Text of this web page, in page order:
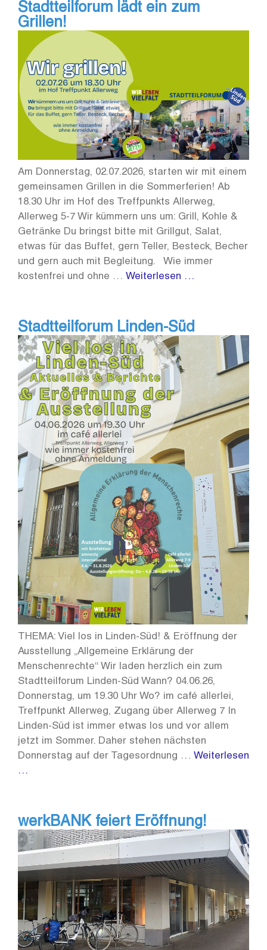
Stadtteilforum lädt ein zum
Grillen!
Am Donnerstag, 02.07.2026, starten wir mit einem
gemeinsamen Grillen in die Sommerferien! Ab
18.30 Uhr im Hof des Treffpunkts Allerweg,
Allerweg 5-7 Wir kümmern uns um: Grill, Kohle &
Getränke Du bringst bitte mit Grillgut, Salat,
etwas für das Buffet, gern Teller, Besteck, Becher
und gern auch mit Begleitung. Wie immer
kostenfrei und ohne … Weiterlesen …
Stadtteilforum Linden-Süd
THEMA: Viel los in Linden-Süd! & Eröffnung der
Ausstellung „Allgemeine Erklärung der
Menschenrechte“ Wir laden herzlich ein zum
Stadtteilforum Linden-Süd Wann? 04.06.26,
Donnerstag, um 19.30 Uhr Wo? im café allerlei,
Treffpunkt Allerweg, Zugang über Allerweg 7 In
Linden-Süd ist immer etwas los und vor allem
jetzt im Sommer. Daher stehen nächsten
Donnerstag auf der Tagesordnung … Weiterlesen
…
werkBANK feiert Eröffnung!